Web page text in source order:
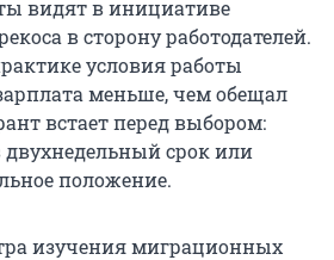
видят в инициативе
в сторону работодателей.
условия работы
меньше, чем обещал
встает перед выбором:
двухнедельный срок или
положение.
изучения миграционных